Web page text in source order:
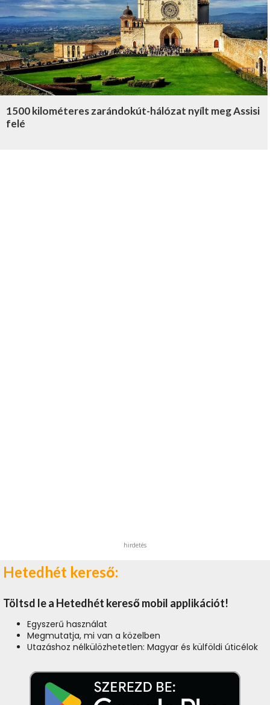
1500 kilométeres zarándokút-hálózat nyílt meg Assisi
felé
hirdetés
Hetedhét kereső:
Töltsd le a Hetedhét kereső mobil applikációt!
Egyszerű használat
Megmutatja, mi van a közelben
Utazáshoz nélkülözhetetlen: Magyar és külföldi úticélok